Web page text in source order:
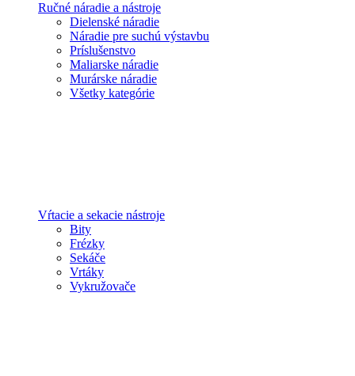
Ručné náradie a nástroje
Dielenské náradie
Náradie pre suchú výstavbu
Príslušenstvo
Maliarske náradie
Murárske náradie
Všetky kategórie
Vŕtacie a sekacie nástroje
Bity
Frézky
Sekáče
Vrtáky
Vykružovače